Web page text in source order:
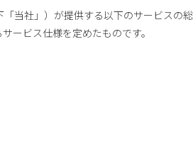
当社」）が提供する以下のサービスの
ービス仕様を定めたものです。